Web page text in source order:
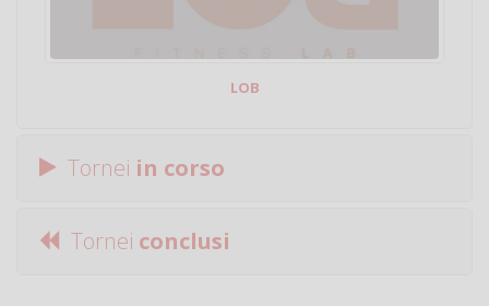
LOB
Tornei in corso
Tornei conclusi